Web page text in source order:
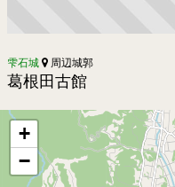
雫石城 周辺城郭
葛根田古館
+
−